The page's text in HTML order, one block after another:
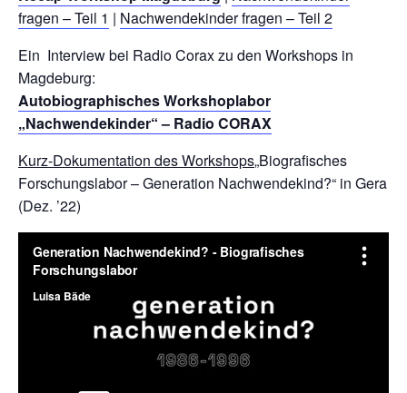
fragen – Teil 1 | Nachwendekinder fragen – Teil 2
Ein Interview bei Radio Corax zu den Workshops in
Magdeburg:
Autobiographisches Workshoplabor
„Nachwendekinder“ – Radio CORAX
Kurz-Dokumentation des Workshops„Biografisches
Forschungslabor – Generation Nachwendekind?“ in Gera
(Dez. ’22)